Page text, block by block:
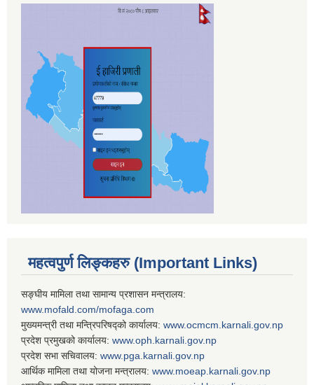
महत्वपुर्ण लिङ्कहरु (Important Links)
सङ्घीय मामिला तथा सामान्य प्रशासन मन्त्रालय:
www.mofald.com/mofaga.com
मुख्यमन्त्री तथा मन्त्रिपरिषद्को कार्यालय: www.ocmcm.karnali.gov.np
प्रदेश प्रमुखको कार्यालय: www.oph.karnali.gov.np
प्रदेश सभा सचिवालय: www. pga.karnali.gov.np
आर्थिक मामिला तथा योजना मन्त्रालय: www. moeap.karnali.gov.np